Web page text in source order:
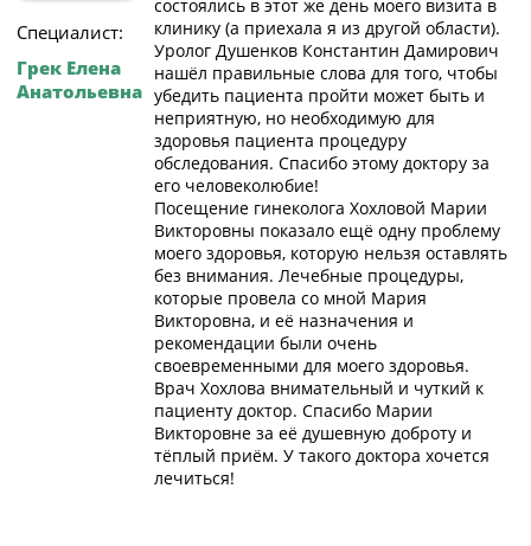
Специалист:
Грек Елена
Анатольевна
состоялись в этот же день моего визита в
клинику (а приехала я из другой области).
Уролог Душенков Константин Дамирович
нашёл правильные слова для того, чтобы
убедить пациента пройти может быть и
неприятную, но необходимую для
здоровья пациента процедуру
обследования. Спасибо этому доктору за
его человеколюбие!
Посещение гинеколога Хохловой Марии
Викторовны показало ещё одну проблему
моего здоровья, которую нельзя оставлять
без внимания. Лечебные процедуры,
которые провела со мной Мария
Викторовна, и её назначения и
рекомендации были очень
своевременными для моего здоровья.
Врач Хохлова внимательный и чуткий к
пациенту доктор. Спасибо Марии
Викторовне за её душевную доброту и
тёплый приём. У такого доктора хочется
лечиться!